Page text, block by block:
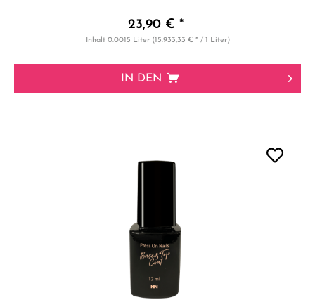
23,90 € *
Inhalt 0.0015 Liter (15.933,33 € * / 1 Liter)
IN DEN